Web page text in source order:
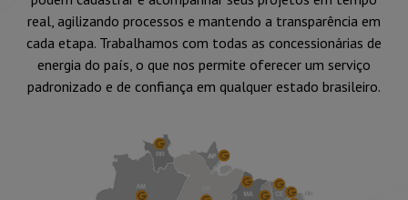
real, agilizando processos e mantendo a transparência em
cada etapa. Trabalhamos com todas as concessionárias de
energia do país, o que nos permite oferecer um serviço
padronizado e de confiança em qualquer estado brasileiro.